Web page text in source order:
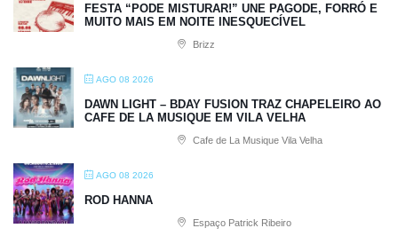
FESTA “PODE MISTURAR!” UNE PAGODE, FORRÓ E
MUITO MAIS EM NOITE INESQUECÍVEL
Brizz
AGO 08 2026
DAWN LIGHT – BDAY FUSION TRAZ CHAPELEIRO AO
CAFE DE LA MUSIQUE EM VILA VELHA
Cafe de La Musique Vila Velha
AGO 08 2026
ROD HANNA
Espaço Patrick Ribeiro